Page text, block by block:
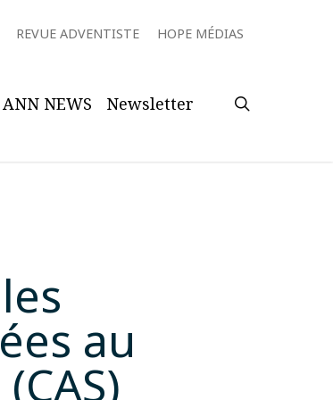
REVUE ADVENTISTE HOPE MÉDIAS
ANN NEWS Newsletter
au